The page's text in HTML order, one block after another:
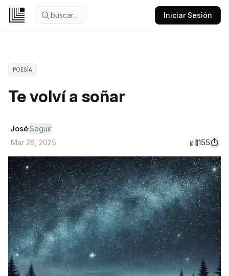
buscar... Iniciar Sesión
POESÍA
Te volví a soñar
JoséSeguir
Mar 26, 2025
155